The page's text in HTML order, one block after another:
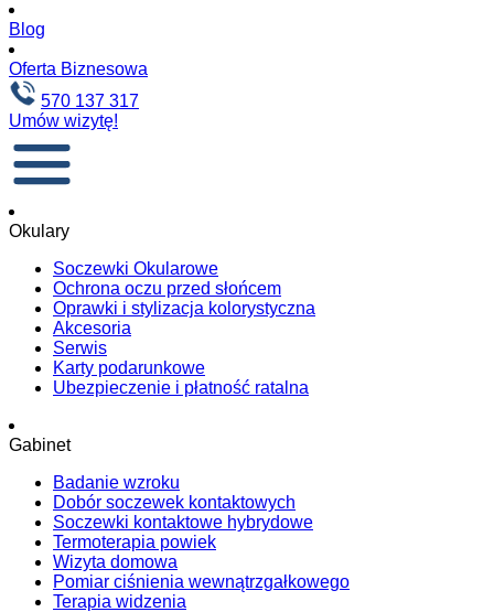
Blog
Oferta Biznesowa
570 137 317
Umów wizytę!
Okulary
Soczewki Okularowe
Ochrona oczu przed słońcem
Oprawki i stylizacja kolorystyczna
Akcesoria
Serwis
Karty podarunkowe
Ubezpieczenie i płatność ratalna
Gabinet
Badanie wzroku
Dobór soczewek kontaktowych
Soczewki kontaktowe hybrydowe
Termoterapia powiek
Wizyta domowa
Pomiar ciśnienia wewnątrzgałkowego
Terapia widzenia